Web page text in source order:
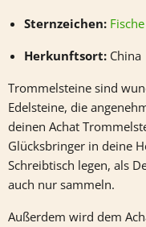
Sternzeichen: Fische
Herkunftsort: China
Trommelsteine sind
Edelsteine, die
deinen Achat
Glücksbringer in deine
Schreibtisch legen, als
auch nur sammeln.
Außerdem wird dem